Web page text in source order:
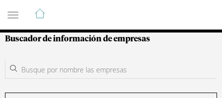
Guía de Empresas Colombianas
Buscador de información de empresas